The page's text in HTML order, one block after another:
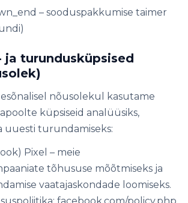
– sooduspakkumise taimer
ja turundusküpsised
nõusolekul kasutame
küpsiseid analüüsiks,
uuesti turundamiseks:
Pixel – meie
tõhususe mõõtmiseks ja
vaatajaskondade loomiseks.